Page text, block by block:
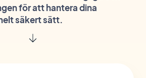
för att hantera dina
säkert sätt.